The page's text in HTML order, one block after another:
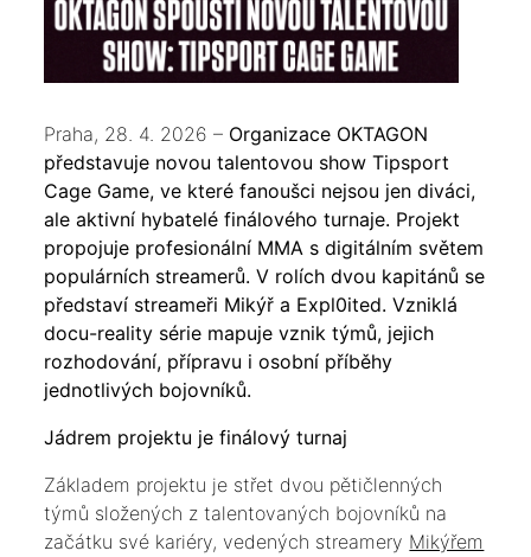
Praha, 28. 4. 2026 – Organizace OKTAGON
představuje novou talentovou show Tipsport
Cage Game, ve které fanoušci nejsou jen diváci,
ale aktivní hybatelé finálového turnaje. Projekt
propojuje profesionální MMA s digitálním světem
populárních streamerů. V rolích dvou kapitánů se
představí streameři Mikýř a Expl0ited. Vzniklá
docu-reality série mapuje vznik týmů, jejich
rozhodování, přípravu i osobní příběhy
jednotlivých bojovníků.
Jádrem projektu je finálový turnaj
Základem projektu je střet dvou pětičlenných
týmů složených z talentovaných bojovníků na
začátku své kariéry, vedených streamery Mikýřem